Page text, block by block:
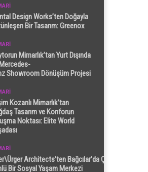
Design Works’ten Doğayla
Bir Tasarım: Greenox
Mimarlık’tan Yurt Dışında
Showroom Dönüşüm Projesi
Kozanlı Mimarlık’tan
Tasarım ve Konforun
Noktası: Elite World
Architects’ten Bağcılar’da Çok
Bir Sosyal Yaşam Merkezi